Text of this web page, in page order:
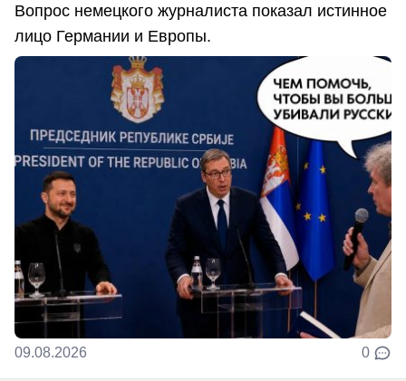
Вопрос немецкого журналиста показал истинное
лицо Германии и Европы.
09.08.2026 0